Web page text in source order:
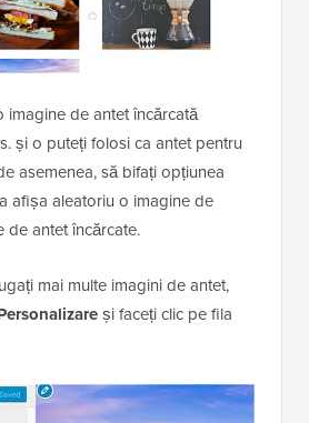
imagine de antet încărcată
și o puteți folosi ca antet pentru
asemenea, să bifați opțiunea
afișa aleatoriu o imagine de
de antet încărcate.
mai multe imagini de antet,
și faceți clic pe fila